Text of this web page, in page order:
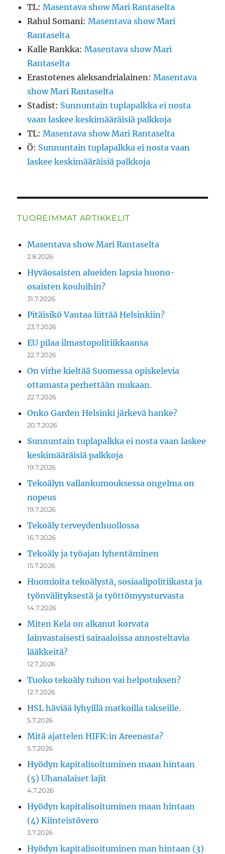
TL:Masentava show Mari Rantaselta
Rahul Somani:Masentava show Mari
Rantaselta
Kalle Rankka:Masentava show Mari
Rantaselta
Erastotenes aleksandrialainen:Masentava
show Mari Rantaselta
Stadist: Sunnuntain tuplapalkka ei nosta
vaan laskee keskimääräisiä palkkoja
TL:Masentava show Mari Rantaselta
Ö: Sunnuntain tuplapalkka ei nosta vaan
laskee keskimääräisiä palkkoja
TUOREIMMAT ARTIKKELIT
Masentava show Mari Rantaselta
2.8.2026
Hyväosaisten alueiden lapsia huono-
osaisten kouluihin?
31.7.2026
Pitäisikö Vantaa liittää Helsinkiin?
23.7.2026
EU pilaa ilmastopolitiikkaansa
22.7.2026
On virhe kieltää Suomessa opiskelevia
ottamasta perhettään mukaan.
22.7.2026
Onko Garden Helsinki järkevä hanke?
20.7.2026
Sunnuntain tuplapalkka ei nosta vaan laskee
keskimääräisiä palkkoja
19.7.2026
Tekoälyn vallankumouksessa ongelma on
nopeus
19.7.2026
Tekoäly terveydenhuollossa
16.7.2026
Tekoäly ja työajan lyhentäminen
15.7.2026
Huomioita tekoälystä, sosiaalipolitiikasta ja
työnvälityksestä ja työttömyysturvasta
14.7.2026
Miten Kela on alkanut korvata
lainvastaisesti sairaaloissa annosteltavia
lääkkeitä?
12.7.2026
Tuoko tekoäly tuhon vai helpotuksen?
12.7.2026
HSL häviää lyhyillä matkoilla takseille.
5.7.2026
Mitä ajattelen HIFK:in Areenasta?
5.7.2026
Hyödyn kapitalisoituminen maan hintaan
(5) Uhanalaiset lajit
4.7.2026
Hyödyn kapitalisoituminen maan hintaan
(4) Kiinteistövero
3.7.2026
Hyödyn kapitalisoituminen man hintaan (3)